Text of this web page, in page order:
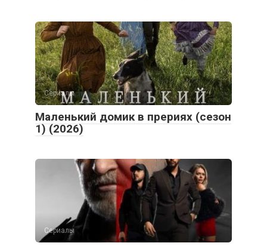
Сериалы
Маленький домик в прериях (сезон
1) (2026)
Сериалы